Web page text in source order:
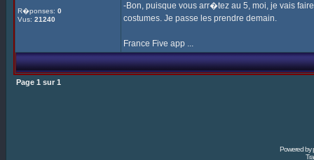
R�ponses: 0
Vus: 21240
-Bon, puisque vous arr�tez au 5, moi, je vais
costumes. Je passe les prendre demain.
France Five app ...
Page 1 sur 1
Powered by